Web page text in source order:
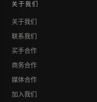
关于我们
关于我们
联系我们
买手合作
商务合作
媒体合作
加入我们